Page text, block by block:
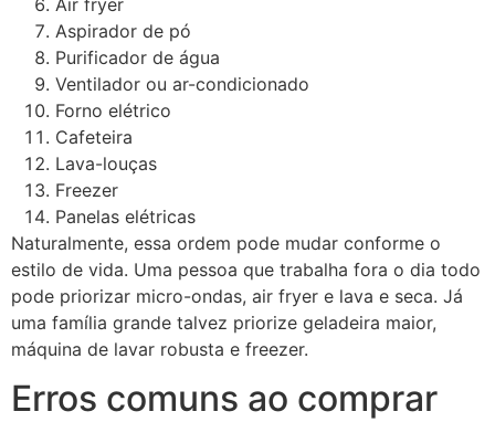
Air fryer
Aspirador de pó
Purificador de água
Ventilador ou ar-condicionado
Forno elétrico
Cafeteira
Lava-louças
Freezer
Panelas elétricas
Naturalmente, essa ordem pode mudar conforme o
estilo de vida. Uma pessoa que trabalha fora o dia todo
pode priorizar micro-ondas, air fryer e lava e seca. Já
uma família grande talvez priorize geladeira maior,
máquina de lavar robusta e freezer.
Erros comuns ao comprar